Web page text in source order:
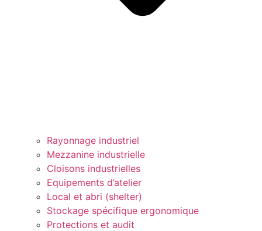
Rayonnage industriel
Mezzanine industrielle
Cloisons industrielles
Equipements d’atelier
Local et abri (shelter)
Stockage spécifique ergonomique
Protections et audit